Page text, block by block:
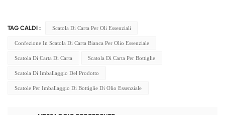
TAG CALDI : Scatola Di Carta Per Oli Essenziali
Confezione In Scatola Di Carta Bianca Per Olio Essenziale
Scatola Di Carta Di Carta Scatola Di Carta Per Bottiglie
Scatola Di Imballaggio Del Prodotto
Scatole Per Imballaggio Di Bottiglie Di Olio Essenziale